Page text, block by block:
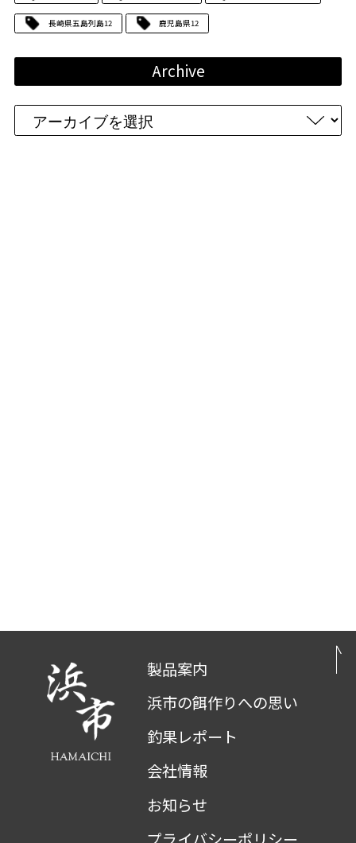
長崎県五島列島12 鹿児島県12
Archive
製品案内
浜市の餌作りへの思い
釣果レポート
会社情報
お知らせ